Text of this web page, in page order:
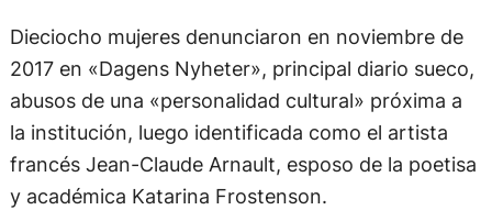
Dieciocho mujeres denunciaron en noviembre de
2017 en «Dagens Nyheter», principal diario sueco,
abusos de una «personalidad cultural» próxima a
la institución, luego identificada como el artista
francés Jean-Claude Arnault, esposo de la poetisa
y académica Katarina Frostenson.